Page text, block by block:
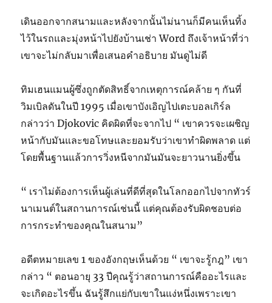
เดินออกจากสนามและหลังจากนั้นไม่นานก็มีคนเห็นทิ้ง
ไว้ในรถและมุ่งหน้าไปยังบ้านเช่า Word ถึงเจ้าหน้าที่ว่า
เขาจะไม่กลับมาเพื่อเสนอคำอธิบาย มันดูไม่ดี
ทิมเฮนแมนผู้ซึ่งถูกตัดสิทธิ์จากเหตุการณ์คล้าย ๆ กันที่
วิมเบิลดันในปี 1995 เมื่อเขาบังเอิญไปเตะบอลเกิร์ล
กล่าวว่า Djokovic คิดผิดที่จะจากไป “ เขาควรจะเผชิญ
หน้ากับมันและขอโทษและยอมรับว่าเขาทำผิดพลาด แต่
โดยพื้นฐานแล้วการวิ่งหนีจากมันมันจะยาวนานยิ่งขึ้น
“ เราไม่ต้องการเห็นผู้เล่นที่ดีที่สุดในโลกออกไปจากทัวร์
นาเมนต์ในสถานการณ์เช่นนี้ แต่คุณต้องรับผิดชอบต่อ
การกระทำของคุณในสนาม”
อดีตหมายเลข 1 ของอังกฤษเห็นด้วย “ เขาจะรู้กฎ” เขา
กล่าว “ ตอนอายุ 33 ปีคุณรู้ว่าสถานการณ์คืออะไรและ
จะเกิดอะไรขึ้น ฉันรู้สึกแย่กับเขาในแง่หนึ่งเพราะเขา